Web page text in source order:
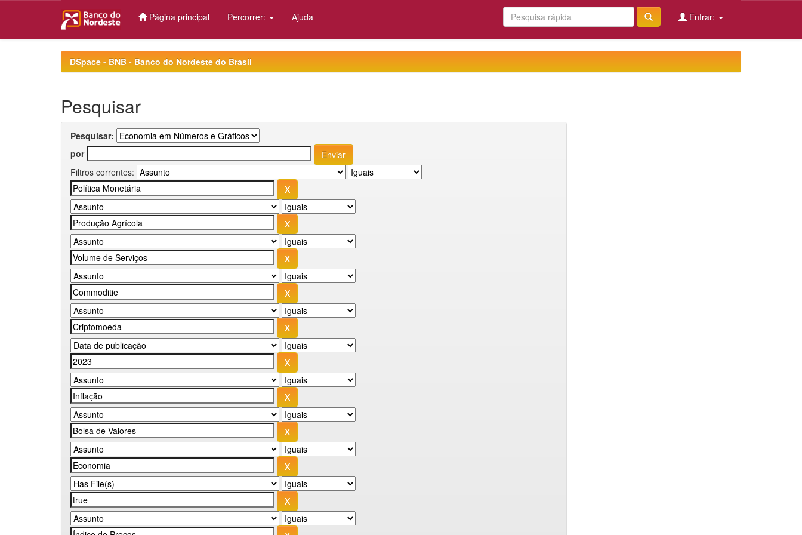
Página principal Percorrer: Ajuda Entrar:
DSpace - BNB - Banco do Nordeste do Brasil
Pesquisar
Pesquisar:
por
Filtros correntes: